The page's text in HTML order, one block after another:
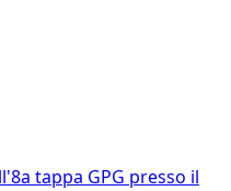
tappa GPG presso il